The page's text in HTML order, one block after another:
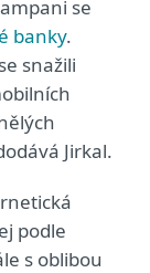
se
banky.
snažili
Jirkal.
podle
s oblibou